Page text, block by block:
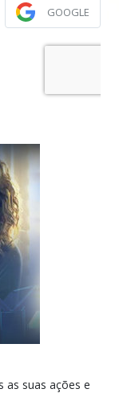
GOOGLE
as suas ações e